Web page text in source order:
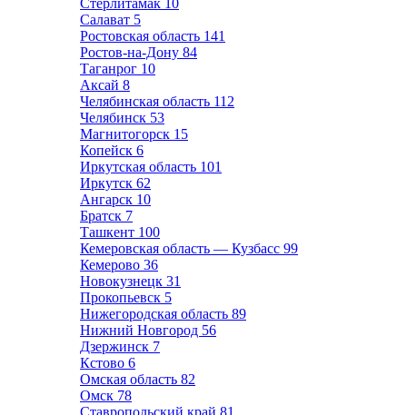
Стерлитамак 10
Салават 5
Ростовская область 141
Ростов-на-Дону 84
Таганрог 10
Аксай 8
Челябинская область 112
Челябинск 53
Магнитогорск 15
Копейск 6
Иркутская область 101
Иркутск 62
Ангарск 10
Братск 7
Ташкент 100
Кемеровская область — Кузбасс 99
Кемерово 36
Новокузнецк 31
Прокопьевск 5
Нижегородская область 89
Нижний Новгород 56
Дзержинск 7
Кстово 6
Омская область 82
Омск 78
Ставропольский край 81